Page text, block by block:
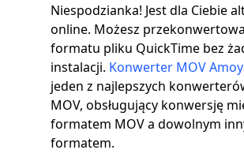
Niespodzianka! Jest dla Ciebie
online. Możesz
formatu pliku QuickTime bez
instalacji. Konwerter MOV
jeden z najlepszych
MOV, obsługujący konwersję
formatem MOV a dowolnym
formatem.